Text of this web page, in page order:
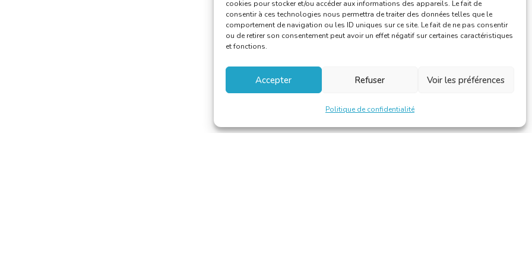
cookies pour stocker et/ou accéder aux informations des appareils. Le fait de
consentir à ces technologies nous permettra de traiter des données telles que le
comportement de navigation ou les ID uniques sur ce site. Le fait de ne pas consentir
ou de retirer son consentement peut avoir un effet négatif sur certaines caractéristiques
et fonctions.
Accepter Refuser Voir les préférences
Politique de confidentialité